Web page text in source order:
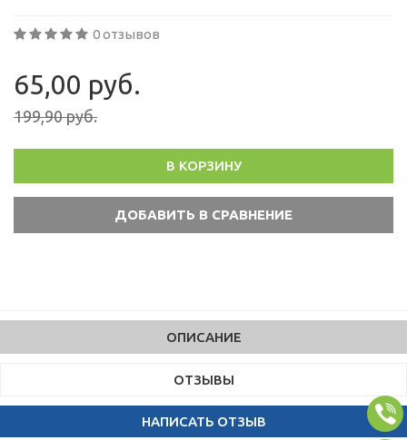
0 отзывов
65,00 руб.
199,90 руб.
В КОРЗИНУ
ОПИСАНИЕ
ОТЗЫВЫ
НАПИСАТЬ ОТЗЫВ